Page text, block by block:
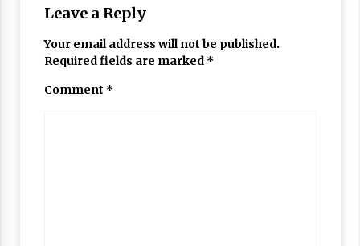
Leave a Reply
Your email address will not be published.
Required fields are marked *
Comment *